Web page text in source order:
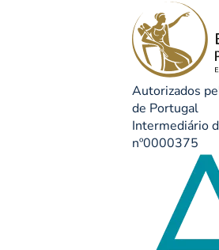
Autorizados
de Portugal
Intermediário
nº0000375